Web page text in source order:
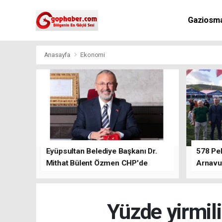
Anasayfa Ekonomi
Eyüpsultan Belediye Başkanı Dr.
Mithat Bülent Özmen CHP'de
578
Yüzde